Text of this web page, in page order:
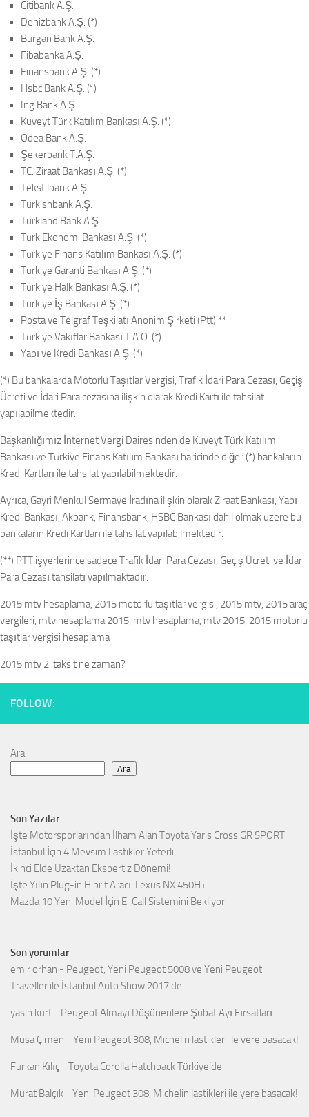
Citibank A.Ş.
Denizbank A.Ş. (*)
Burgan Bank A.Ş.
Fibabanka A.Ş.
Finansbank A.Ş. (*)
Hsbc Bank A.Ş. (*)
Ing Bank A.Ş.
Kuveyt Türk Katılım Bankası A.Ş. (*)
Odea Bank A.Ş.
Şekerbank T.A.Ş.
TC. Ziraat Bankası A.Ş. (*)
Tekstilbank A.Ş.
Turkishbank A.Ş.
Turkland Bank A.Ş.
Türk Ekonomi Bankası A.Ş. (*)
Türkiye Finans Katılım Bankası A.Ş. (*)
Türkiye Garanti Bankası A.Ş. (*)
Türkiye Halk Bankası A.Ş. (*)
Türkiye İş Bankası A.Ş. (*)
Posta ve Telgraf Teşkilatı Anonim Şirketi (Ptt) **
Türkiye Vakıflar Bankası T.A.O. (*)
Yapı ve Kredi Bankası A.Ş. (*)
(*) Bu bankalarda Motorlu Taşıtlar Vergisi, Trafik İdari Para Cezası, Geçiş
Ücreti ve İdari Para cezasına ilişkin olarak Kredi Kartı ile tahsilat
yapılabilmektedir.
Başkanlığımız İnternet Vergi Dairesinden de Kuveyt Türk Katılım
Bankası ve Türkiye Finans Katılım Bankası haricinde diğer (*) bankaların
Kredi Kartları ile tahsilat yapılabilmektedir.
Ayrıca, Gayri Menkul Sermaye İradına ilişkin olarak Ziraat Bankası, Yapı
Kredi Bankası, Akbank, Finansbank, HSBC Bankası dahil olmak üzere bu
bankaların Kredi Kartları ile tahsilat yapılabilmektedir.
(**) PTT işyerlerince sadece Trafik İdari Para Cezası, Geçiş Ücreti ve İdari
Para Cezası tahsilatı yapılmaktadır.
2015 mtv hesaplama, 2015 motorlu taşıtlar vergisi, 2015 mtv, 2015 araç
vergileri, mtv hesaplama 2015, mtv hesaplama, mtv 2015, 2015 motorlu
taşıtlar vergisi hesaplama
2015 mtv 2. taksit ne zaman?
FOLLOW:
Ara
Ara
Son Yazılar
İşte Motorsporlarından İlham Alan Toyota Yaris Cross GR SPORT
İstanbul İçin 4 Mevsim Lastikler Yeterli
İkinci Elde Uzaktan Ekspertiz Dönemi!
İşte Yılın Plug-in Hibrit Aracı: Lexus NX 450H+
Mazda 10 Yeni Model İçin E-Call Sistemini Bekliyor
Son yorumlar
emir orhan - Peugeot, Yeni Peugeot 5008 ve Yeni Peugeot
Traveller ile İstanbul Auto Show 2017’de
yasin kurt - Peugeot Almayı Düşünenlere Şubat Ayı Fırsatları
Musa Çimen - Yeni Peugeot 308, Michelin lastikleri ile yere basacak!
Furkan Kılıç - Toyota Corolla Hatchback Türkiye’de
Murat Balçık - Yeni Peugeot 308, Michelin lastikleri ile yere basacak!